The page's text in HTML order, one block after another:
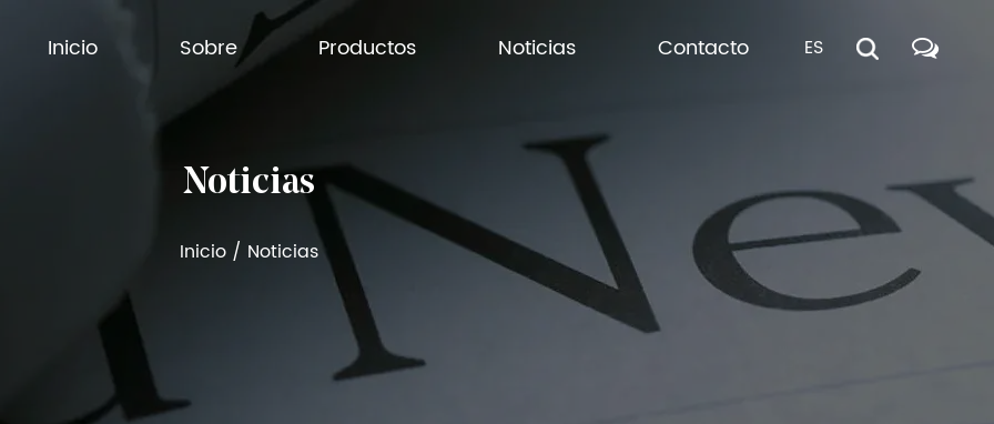
Inicio Sobre Productos Noticias Contacto ES
Noticias
Inicio/ Noticias